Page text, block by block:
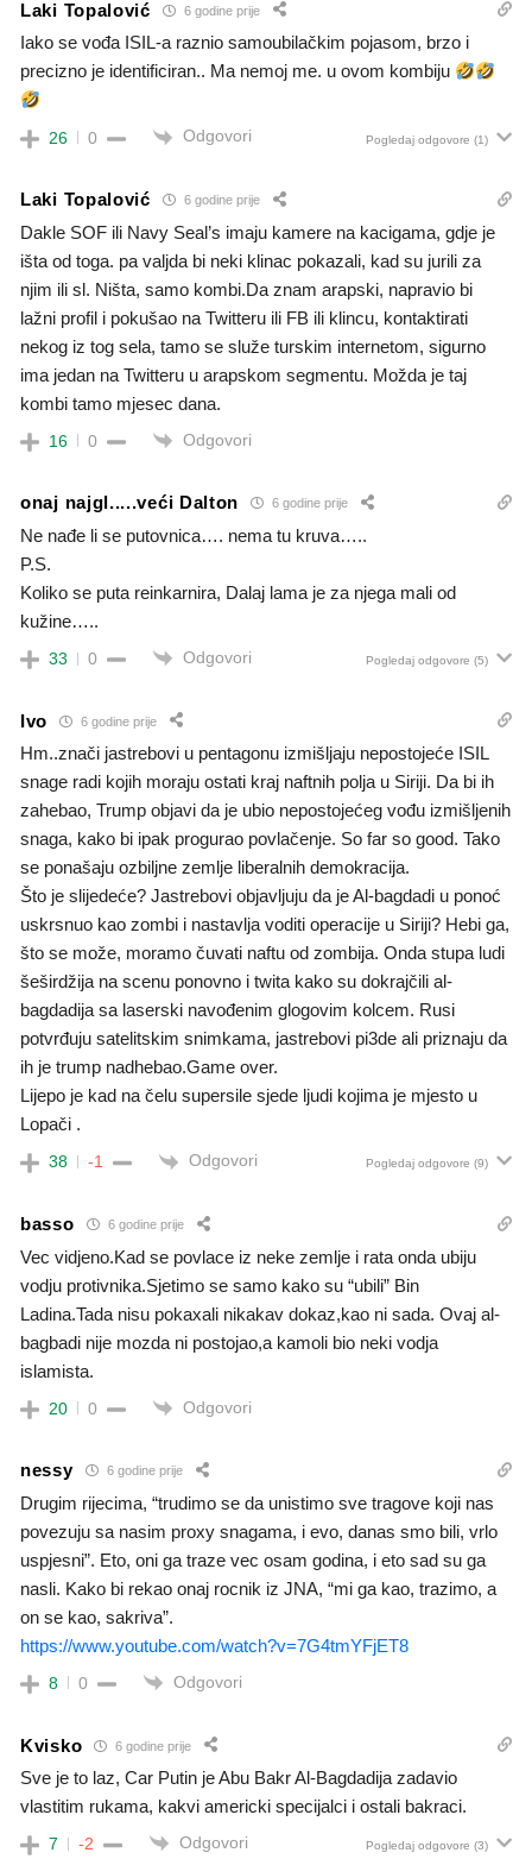
Laki Topalović 6 godine prije
Iako se vođa ISIL-a raznio samoubilačkim pojasom, brzo i
precizno je identificiran.. Ma nemoj me. u ovom kombiju
26 0 Odgovori Pogledaj odgovore (1)
Laki Topalović 6 godine prije
Dakle SOF ili Navy Seal’s imaju kamere na kacigama, gdje je
išta od toga. pa valjda bi neki klinac pokazali, kad su jurili za
njim ili sl. Ništa, samo kombi.Da znam arapski, napravio bi
lažni profil i pokušao na Twitteru ili FB ili klincu, kontaktirati
nekog iz tog sela, tamo se služe turskim internetom, sigurno
ima jedan na Twitteru u arapskom segmentu. Možda je taj
kombi tamo mjesec dana.
16 0 Odgovori
onaj najgl.....veći Dalton 6 godine prije
Ne nađe li se putovnica…. nema tu kruva…..
P.S.
Koliko se puta reinkarnira, Dalaj lama je za njega mali od
kužine…..
33 0 Odgovori Pogledaj odgovore (5)
Ivo 6 godine prije
Hm..znači jastrebovi u pentagonu izmišljaju nepostojeće ISIL
snage radi kojih moraju ostati kraj naftnih polja u Siriji. Da bi ih
zahebao, Trump objavi da je ubio nepostojećeg vođu izmišljenih
snaga, kako bi ipak progurao povlačenje. So far so good. Tako
se ponašaju ozbiljne zemlje liberalnih demokracija.
Što je slijedeće? Jastrebovi objavljuju da je Al-bagdadi u ponoć
uskrsnuo kao zombi i nastavlja voditi operacije u Siriji? Hebi ga,
što se može, moramo čuvati naftu od zombija. Onda stupa ludi
šeširdžija na scenu ponovno i twita kako su dokrajčili al-
bagdadija sa laserski navođenim glogovim kolcem. Rusi
potvrđuju satelitskim snimkama, jastrebovi pi3de ali priznaju da
ih je trump nadhebao.Game over.
Lijepo je kad na čelu supersile sjede ljudi kojima je mjesto u
Lopači .
38 -1 Odgovori Pogledaj odgovore (9)
basso 6 godine prije
Vec vidjeno.Kad se povlace iz neke zemlje i rata onda ubiju
vodju protivnika.Sjetimo se samo kako su “ubili” Bin
Ladina.Tada nisu pokaxali nikakav dokaz,kao ni sada. Ovaj al-
bagbadi nije mozda ni postojao,a kamoli bio neki vodja
islamista.
20 0 Odgovori
nessy 6 godine prije
Drugim rijecima, “trudimo se da unistimo sve tragove koji nas
povezuju sa nasim proxy snagama, i evo, danas smo bili, vrlo
uspjesni”. Eto, oni ga traze vec osam godina, i eto sad su ga
nasli. Kako bi rekao onaj rocnik iz JNA, “mi ga kao, trazimo, a
on se kao, sakriva”.
https://www.youtube.com/watch?v=7G4tmYFjET8
8 0 Odgovori
Kvisko 6 godine prije
Sve je to laz, Car Putin je Abu Bakr Al-Bagdadija zadavio
vlastitim rukama, kakvi americki specijalci i ostali bakraci.
7 -2 Odgovori Pogledaj odgovore (3)